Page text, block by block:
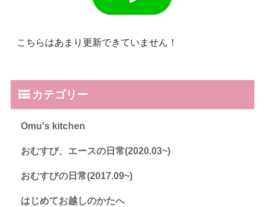
こちらはあまり更新できていません！
カテゴリー
Omu's kitchen
おむすび、エースの日常(2020.03~)
おむすびの日常(2017.09~)
はじめてお越しのかたへ